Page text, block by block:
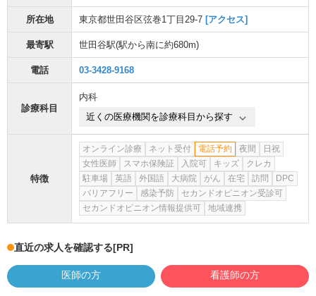
所在地 東京都世田谷区弦巻1丁目29-7 [アクセス]
最寄駅 世田谷駅(駅から南に約680m)
電話 03-3428-9168
診療科目
内科
近くの医療機関を診療科目から探す
特徴
オンライン診療 ネット受付 電話予約 夜間
日祝
女性医師
スマホ保険証 入院可 キッズ
クレカ
駐車場
英語 外国語 大病院 がん 在宅 訪問
DPC
バリアフリー
感染予防
セカンドオピニオン受診可
セカンドオピニオン情報提供可
地域連携
直近の求人を確認する[PR]
医師の方 看護師の方